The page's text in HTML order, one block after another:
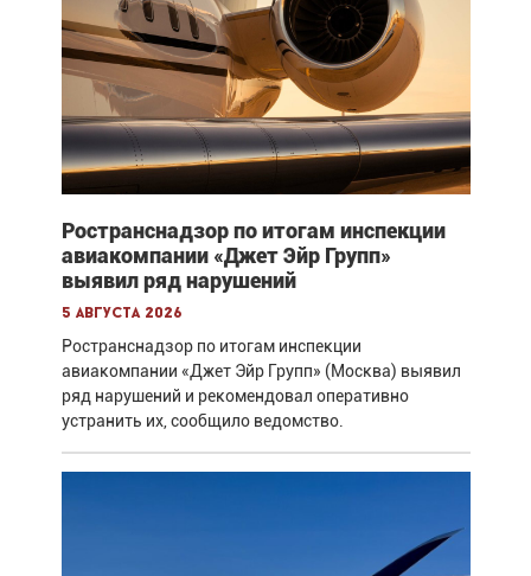
Ространснадзор по итогам инспекции
авиакомпании «Джет Эйр Групп»
выявил ряд нарушений
5 августа 2026
Ространснадзор по итогам инспекции
авиакомпании «Джет Эйр Групп» (Москва) выявил
ряд нарушений и рекомендовал оперативно
устранить их, сообщило ведомство.